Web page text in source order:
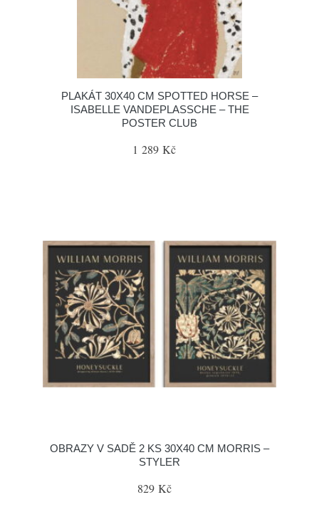
PLAKÁT 30X40 CM SPOTTED HORSE –
ISABELLE VANDEPLASSCHE – THE
POSTER CLUB
1 289 Kč
OBRAZY V SADĚ 2 KS 30X40 CM MORRIS –
STYLER
829 Kč